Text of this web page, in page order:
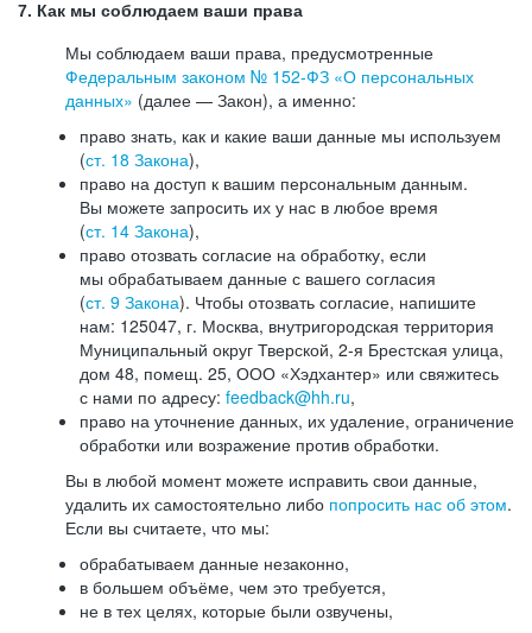
7. Как мы соблюдаем ваши права
Мы соблюдаем ваши права, предусмотренные
Федеральным законом № 152-ФЗ «О персональных
данных» (далее — Закон), а именно:
право знать, как и какие ваши данные мы используем
(ст. 18 Закона),
право на доступ к вашим персональным данным.
Вы можете запросить их у нас в любое время
(ст. 14 Закона),
право отозвать согласие на обработку, если
мы обрабатываем данные с вашего согласия
(ст. 9 Закона). Чтобы отозвать согласие, напишите
нам: 125047, г. Москва, внутригородская территория
Муниципальный округ Тверской, 2-я Брестская улица,
дом 48, помещ. 25, ООО «Хэдхантер» или свяжитесь
с нами по адресу: feedback@hh.ru,
право на уточнение данных, их удаление, ограничение
обработки или возражение против обработки.
Вы в любой момент можете исправить свои данные,
удалить их самостоятельно либо попросить нас об этом.
Если вы считаете, что мы:
обрабатываем данные незаконно,
в большем объёме, чем это требуется,
не в тех целях, которые были озвучены,